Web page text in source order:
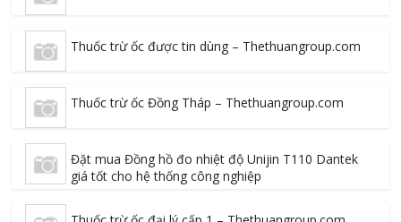
Thuốc trừ ốc được tin dùng – Thethuangroup.com
Thuốc trừ ốc Đồng Tháp – Thethuangroup.com
Đặt mua Đồng hồ đo nhiệt độ Unijin T110 Dantek
giá tốt cho hệ thống công nghiệp